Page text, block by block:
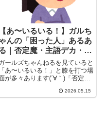
【あ〜いるいる！】ガルち
ゃんの「困った人」あるあ
｜否定魔・主語デカ・幸
妨害系まとめ
ールズちゃんねるを見ていると
「あ〜いるいる！」と膝を打つ場
が多々あります(´∀｀)「否定し
2026.05.15